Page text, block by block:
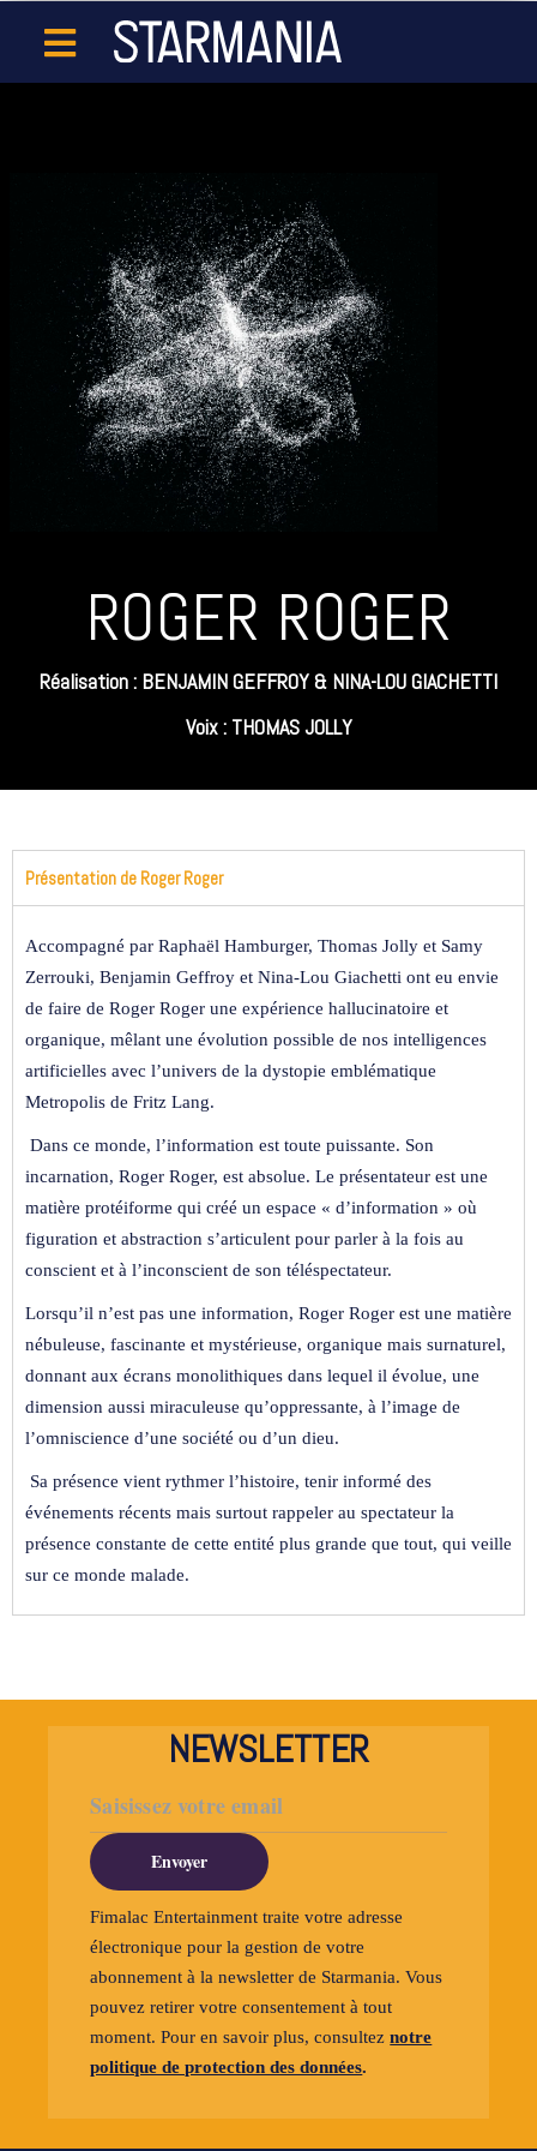
ROGER ROGER
Réalisation : BENJAMIN GEFFROY & NINA-LOU GIACHETTI
Voix : THOMAS JOLLY
Présentation de Roger Roger
Accompagné par Raphaël Hamburger, Thomas Jolly et Samy
Zerrouki, Benjamin Geffroy et Nina-Lou Giachetti ont eu envie
de faire de Roger Roger une expérience hallucinatoire et
organique, mêlant une évolution possible de nos intelligences
artificielles avec l’univers de la dystopie emblématique
Metropolis de Fritz Lang.
Dans ce monde, l’information est toute puissante. Son
incarnation, Roger Roger, est absolue. Le présentateur est une
matière protéiforme qui créé un espace « d’information » où
figuration et abstraction s’articulent pour parler à la fois au
conscient et à l’inconscient de son téléspectateur.
Lorsqu’il n’est pas une information, Roger Roger est une matière
nébuleuse, fascinante et mystérieuse, organique mais surnaturel,
donnant aux écrans monolithiques dans lequel il évolue, une
dimension aussi miraculeuse qu’oppressante, à l’image de
l’omniscience d’une société ou d’un dieu.
Sa présence vient rythmer l’histoire, tenir informé des
événements récents mais surtout rappeler au spectateur la
présence constante de cette entité plus grande que tout, qui veille
sur ce monde malade.
NEWSLETTER
Envoyer
Fimalac Entertainment traite votre adresse
électronique pour la gestion de votre
abonnement à la newsletter de Starmania. Vous
pouvez retirer votre consentement à tout
moment. Pour en savoir plus, consulteznotre
politique de protection des données.